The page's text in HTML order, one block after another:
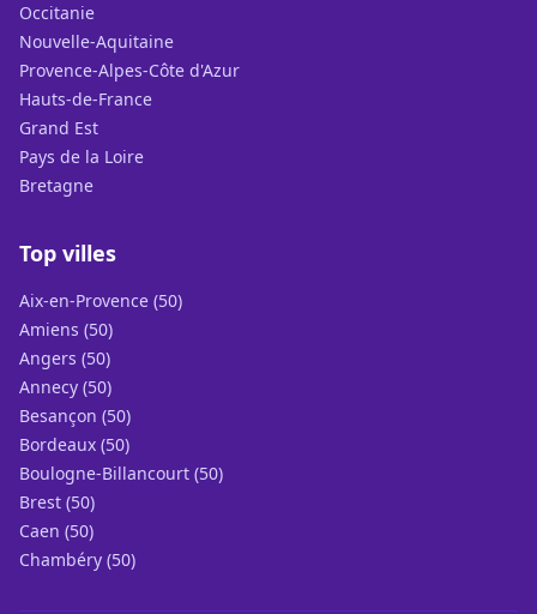
Occitanie
Nouvelle-Aquitaine
Provence-Alpes-Côte d'Azur
Hauts-de-France
Grand Est
Pays de la Loire
Bretagne
Top villes
Aix-en-Provence (50)
Amiens (50)
Angers (50)
Annecy (50)
Besançon (50)
Bordeaux (50)
Boulogne-Billancourt (50)
Brest (50)
Caen (50)
Chambéry (50)